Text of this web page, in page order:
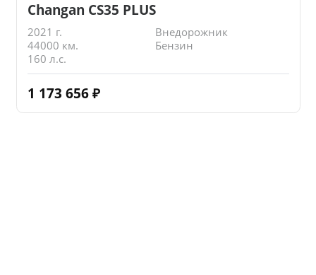
Changan CS35 PLUS
2021 г.
Внедорожник
44000 км.
Бензин
160 л.с.
1 173 656 ₽